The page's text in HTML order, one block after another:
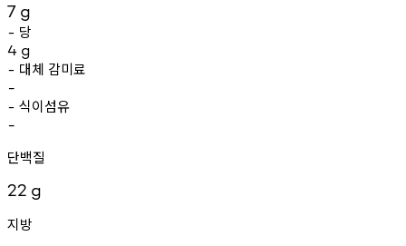
7 g
- 당
4 g
- 대체 감미료
-
- 식이섬유
-
단백질
22 g
지방